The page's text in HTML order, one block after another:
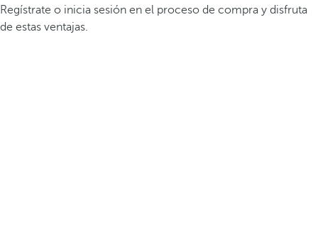
Regístrate o inicia sesión en el proceso de compra y disfruta
de estas ventajas.